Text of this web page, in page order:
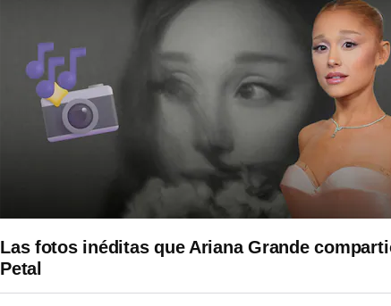
Las fotos inéditas que Ariana Grande
Petal